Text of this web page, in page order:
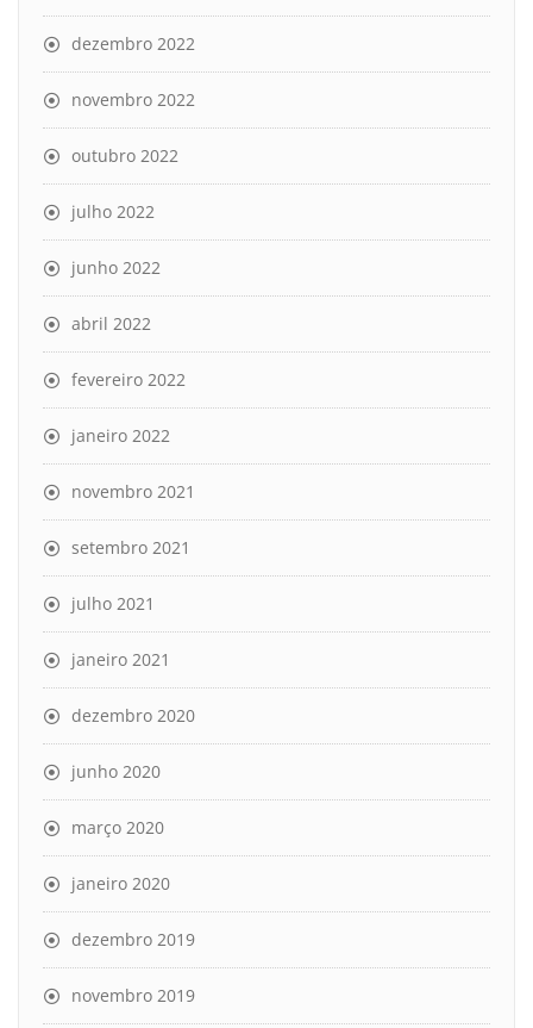
dezembro 2022
novembro 2022
outubro 2022
julho 2022
junho 2022
abril 2022
fevereiro 2022
janeiro 2022
novembro 2021
setembro 2021
julho 2021
janeiro 2021
dezembro 2020
junho 2020
março 2020
janeiro 2020
dezembro 2019
novembro 2019